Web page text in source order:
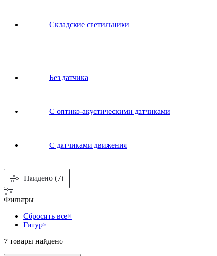
Складские светильники
Без датчика
С оптико-акустическими датчиками
С датчиками движения
Найдено (7)
Фильтры
Сбросить все×
Гитур×
7 товары найдено